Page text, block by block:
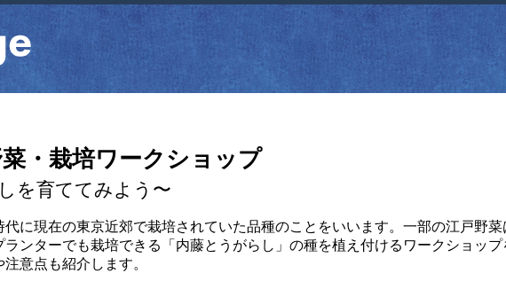
・栽培ワークショップ
を育ててみよう〜
に現在の東京近郊で栽培されていた品種のことをいいます。一部の江戸野
ンターでも栽培できる「内藤とうがらし」の種を植え付けるワークショップ
意点も紹介します。